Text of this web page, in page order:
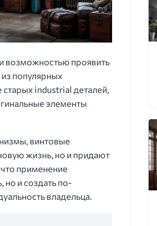
возможностью проявить
популярных
старых industrial деталей,
элементы
винтовые
жизнь, но и придают
применение
но и создать по-
владельца.